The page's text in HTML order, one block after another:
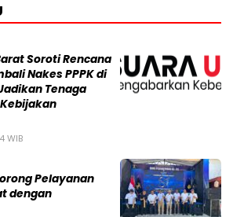
Soroti Rencana
Nakes PPPK di
Tenaga
WIB
Pelayanan
dengan